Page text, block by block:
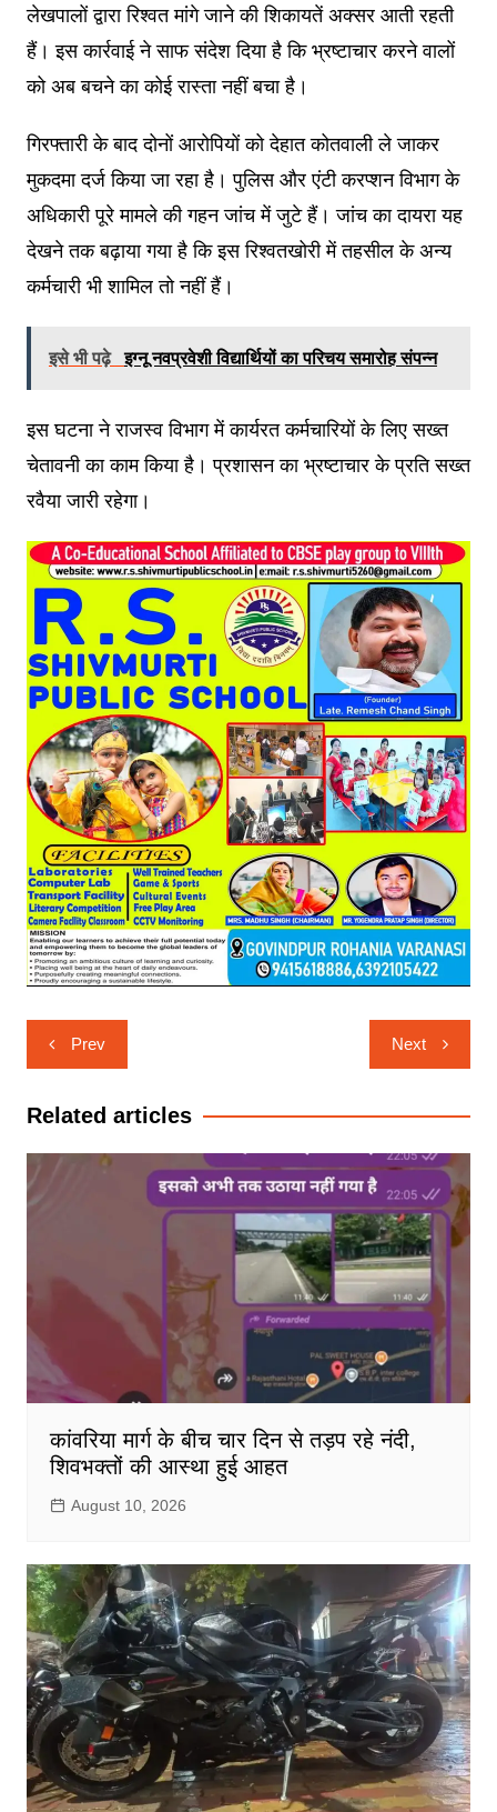
लेखपालों द्वारा रिश्वत मांगे जाने की शिकायतें अक्सर आती रहती
हैं। इस कार्रवाई ने साफ संदेश दिया है कि भ्रष्टाचार करने वालों
को अब बचने का कोई रास्ता नहीं बचा है।
गिरफ्तारी के बाद दोनों आरोपियों को देहात कोतवाली ले जाकर
मुकदमा दर्ज किया जा रहा है। पुलिस और एंटी करप्शन विभाग के
अधिकारी पूरे मामले की गहन जांच में जुटे हैं। जांच का दायरा यह
देखने तक बढ़ाया गया है कि इस रिश्वतखोरी में तहसील के अन्य
कर्मचारी भी शामिल तो नहीं हैं।
इसे भी पढ़े इग्नू नवप्रवेशी विद्यार्थियों का परिचय समारोह संपन्न
इस घटना ने राजस्व विभाग में कार्यरत कर्मचारियों के लिए सख्त
चेतावनी का काम किया है। प्रशासन का भ्रष्टाचार के प्रति सख्त
रवैया जारी रहेगा।
Post
navigation
Prev Next
Related articles
कांवरिया मार्ग के बीच चार दिन से तड़प रहे नंदी,
शिवभक्तों की आस्था हुई आहत
August 10, 2026